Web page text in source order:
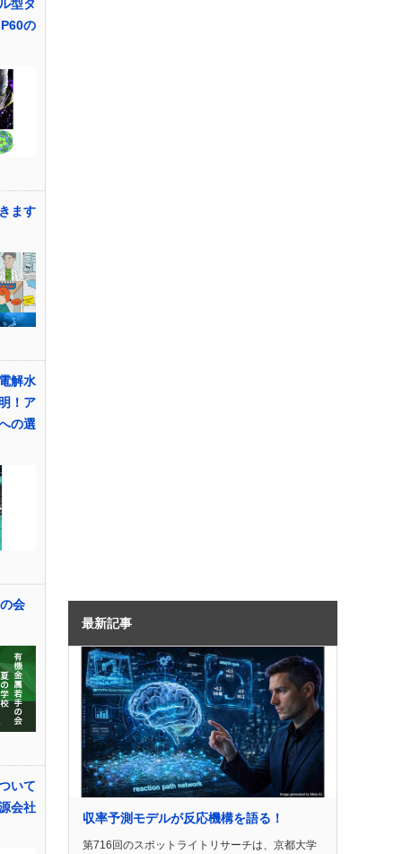
型タ
の
ます
解水
！ア
の選
会
いて
会社
最新記事
収率予測モデルが反応機構を語る！
第716回のスポットライトリサーチは、京都大学